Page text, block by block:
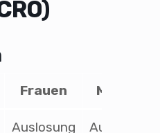
Frauen Männer
Auslosung Auslosung